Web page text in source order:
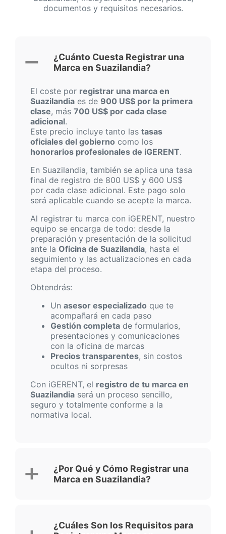
documentos y requisitos necesarios.
¿Cuánto Cuesta Registrar una
Marca en Suazilandia?
El coste por registrar una marca en
Suazilandia es de 900 US$ por la primera
clase, más 700 US$ por cada clase
adicional.
Este precio incluye tanto las tasas
oficiales del gobierno como los
honorarios profesionales de iGERENT.
En Suazilandia, también se aplica una tasa
final de registro de 800 US$ y 600 US$
por cada clase adicional. Este pago solo
será aplicable cuando se acepte la marca.
Al registrar tu marca con iGERENT, nuestro
equipo se encarga de todo: desde la
preparación y presentación de la solicitud
ante la Oficina de Suazilandia, hasta el
seguimiento y las actualizaciones en cada
etapa del proceso.
Obtendrás:
Un asesor especializado que te
acompañará en cada paso
Gestión completa de formularios,
presentaciones y comunicaciones
con la oficina de marcas
Precios transparentes, sin costos
ocultos ni sorpresas
Con iGERENT, el registro de tu marca en
Suazilandia será un proceso sencillo,
seguro y totalmente conforme a la
normativa local.
¿Por Qué y Cómo Registrar una
Marca en Suazilandia?
¿Cuáles Son los Requisitos para